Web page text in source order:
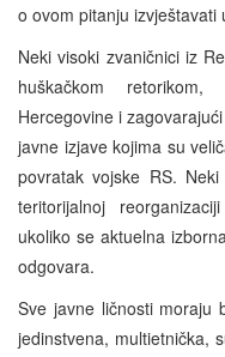
o ovom pitanju izvještavati
Neki visoki zvaničnici iz
huškačkom
Hercegovine i
javne izjave kojima su
povratak vojske RS.
teritorijalnoj
ukoliko se aktuelna
odgovara.
Sve javne ličnosti moraju
jedinstvena, multietnička,